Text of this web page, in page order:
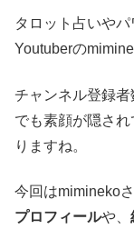
タロット占いや
Youtuberの
チャンネル登録者
でも素顔が隠さ
りますね。
今回はmimineko
プロフィールや、